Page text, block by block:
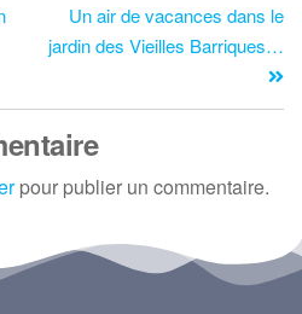
Un air de vacances dans le
jardin des Vieilles Barriques…
pour publier un commentaire.